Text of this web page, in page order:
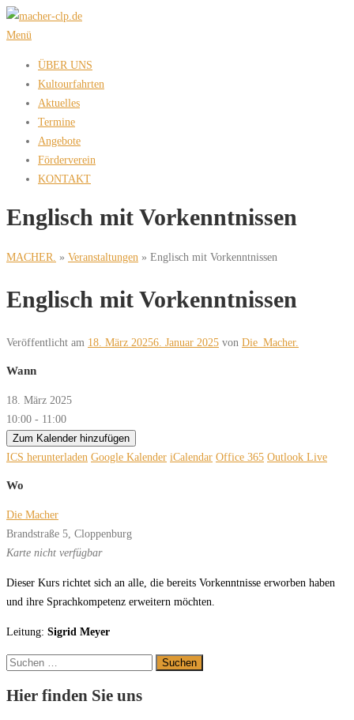
Zum
Inhalt
Menü
ÜBER UNS
Kultourfahrten
Aktuelles
Termine
Angebote
Förderverein
KONTAKT
Englisch mit Vorkenntnissen
MACHER. » Veranstaltungen » Englisch mit Vorkenntnissen
Englisch mit Vorkenntnissen
Veröffentlicht am 18. März 20256. Januar 2025 von Die_Macher.
Wann
18. März 2025
10:00 - 11:00
Zum Kalender hinzufügen
ICS herunterladen Google Kalender iCalendar Office 365 Outlook Live
Wo
Die Macher
Brandstraße 5, Cloppenburg
Karte nicht verfügbar
Dieser Kurs richtet sich an alle, die bereits Vorkenntnisse erworben haben
und ihre Sprachkompetenz erweitern möchten.
Leitung: Sigrid Meyer
Suchen
Hier finden Sie uns